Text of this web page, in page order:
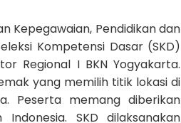
Kepegawaian, Pendidikan dan
Kompetensi Dasar (SKD)
Regional I BKN Yogyakarta.
yang memilih titik lokasi di
Peserta memang diberikan
SKD dilaksanakan